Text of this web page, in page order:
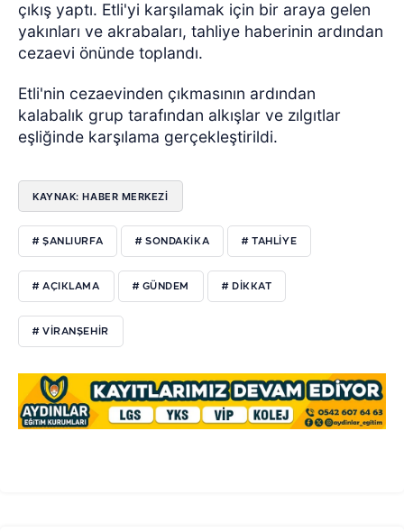
çıkış yaptı. Etli'yi karşılamak için bir araya gelen
yakınları ve akrabaları, tahliye haberinin ardından
cezaevi önünde toplandı.
Etli'nin cezaevinden çıkmasının ardından
kalabalık grup tarafından alkışlar ve zılgıtlar
eşliğinde karşılama gerçekleştirildi.
KAYNAK: HABER MERKEZİ
# ŞANLIURFA # SONDAKIKA # TAHLIYE
# AÇIKLAMA # GÜNDEM # DIKKAT
# VIRANŞEHIR